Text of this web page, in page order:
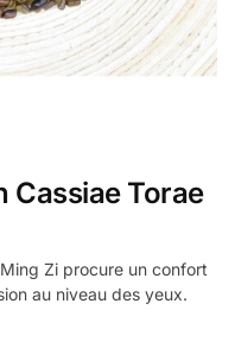
Cassiae Torae
Zi procure un confort
au niveau des yeux.